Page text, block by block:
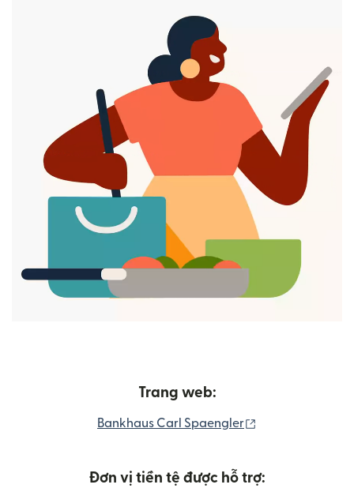
Trang web:
Bankhaus Carl Spaengler
Đơn vị tiền tệ được hỗ trợ: